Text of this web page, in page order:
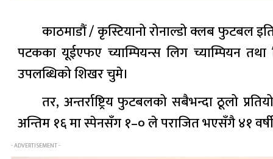
काठमाडौं / कृस्टियानो रोनाल्डो क्लब फुटबल
पटकका यूईएफए च्याम्पियन्स लिग च्याम्पियन
उपलब्धिको शिखर चुमे।
तर, अन्तर्राष्ट्रिय फुटबलको सबैभन्दा ठूलो
अन्तिम १६ मा स्पेनसँग १–० ले पराजित भएसँगै ४१
- ADVERTISEMENT -